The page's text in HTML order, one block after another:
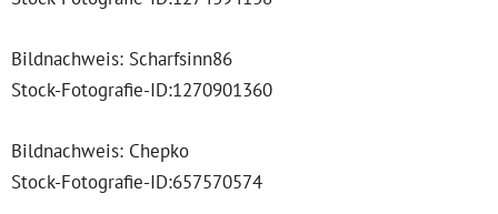
Bildnachweis: Scharfsinn86
Stock-Fotografie-ID:1270901360
Bildnachweis: Chepko
Stock-Fotografie-ID:657570574